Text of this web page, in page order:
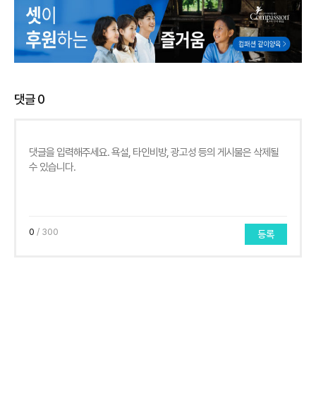
댓글0
0 / 300 등록